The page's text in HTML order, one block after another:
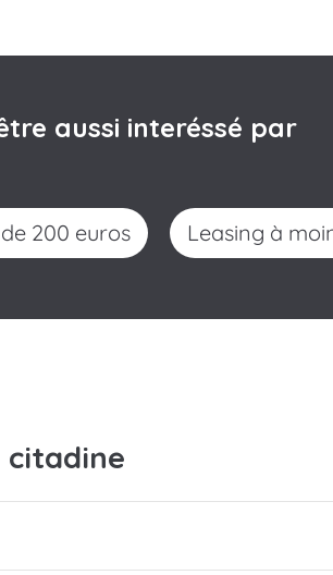
aussi interéssé par
200 euros Leasing à
citadine